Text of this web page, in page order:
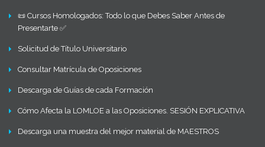
📜 Cursos Homologados: Todo lo que Debes Saber Antes de
Presentarte ✅
Solicitud de Título Universitario
Consultar Matrícula de Oposiciones
Descarga de Guías de cada Formación
Cómo Afecta la LOMLOE a las Oposiciones. SESIÓN EXPLICATIVA
Descarga una muestra del mejor material de MAESTROS